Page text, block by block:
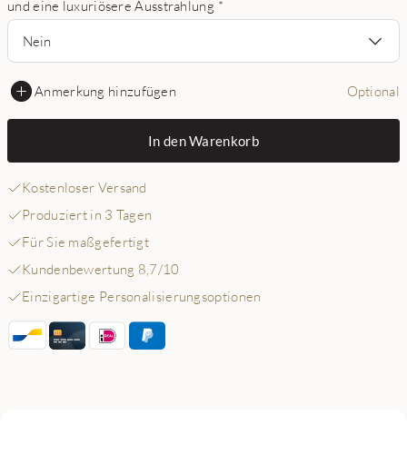
und eine luxuriösere Ausstrahlung *
Nein
Anmerkung hinzufügen Optional
In den Warenkorb
Kostenloser Versand
Produziert in 3 Tagen
Für Sie maßgefertigt
Kundenbewertung 8,7/10
Einzigartige Personalisierungsoptionen